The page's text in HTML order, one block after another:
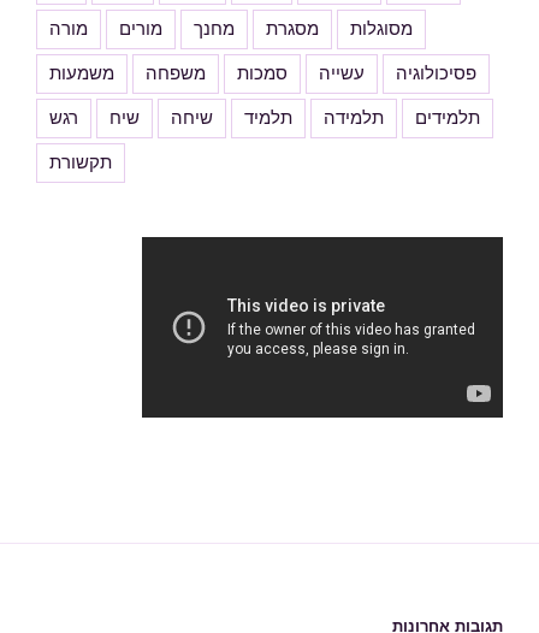
מורה מורים מחנך מסגרת מסוגלות
משמעות משפחה סמכות עשייה פסיכולוגיה
רגש שיח שיחה תלמיד תלמידה תלמידים
תקשורת
תגובות אחרונות